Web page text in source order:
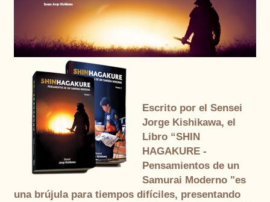
Escrito por el Sensei
Jorge Kishikawa, el
Libro “SHIN
HAGAKURE -
Pensamientos de un
Samurai Moderno "es
una brújula para tiempos difíciles, presentando